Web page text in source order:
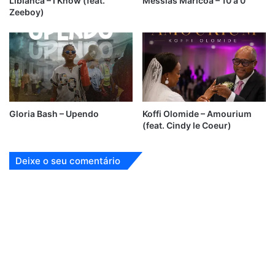
Zeeboy)
Gloria Bash – Upendo
Koffi Olomide – Amourium
(feat. Cindy le Coeur)
Deixe o seu comentário